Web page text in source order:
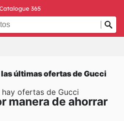
últimas ofertas de Gucci
ofertas de Gucci
manera de ahorrar